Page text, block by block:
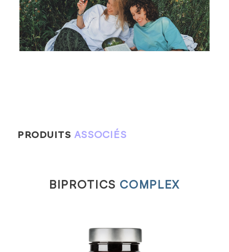
PRODUITSASSOCIÉS
BIPROTICS COMPLEX